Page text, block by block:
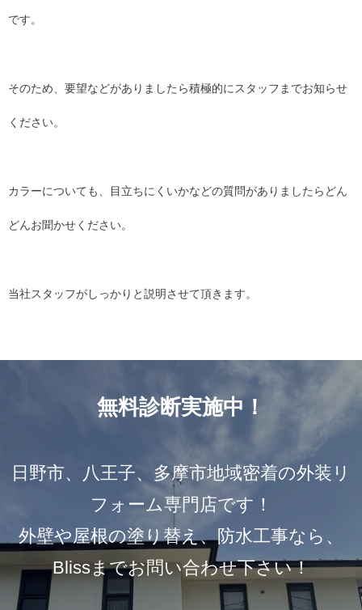
です。
そのため、要望などがありましたら積極的にスタッフまでお知らせ
ください。
カラーについても、目立ちにくいかなどの質問がありましたらどん
どんお聞かせください。
当社スタッフがしっかりと説明させて頂きます。
無料診断実施中！
日野市、八王子、多摩市地域密着の外装リ
フォーム専門店です！
外壁や屋根の塗り替え、防水工事なら、
Blissまでお問い合わせ下さい！